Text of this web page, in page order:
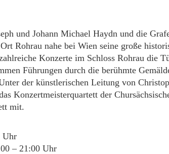
und Johann Michael Haydn und die
Rohrau nahe bei Wien seine große
Konzerte im Schloss Rohrau die
Führungen durch die berühmte
der künstlerischen Leitung von
Konzertmeisterquartett der
mit.
Uhr
– 21:00 Uhr